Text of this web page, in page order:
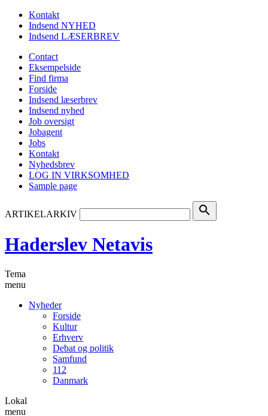
Kontakt
Indsend NYHED
Indsend LÆSERBREV
Contact
Eksempelside
Find firma
Forside
Indsend læserbrev
Indsend nyhed
Job oversigt
Jobagent
Jobs
Kontakt
Nyhedsbrev
LOG IN VIRKSOMHED
Sample page
ARTIKELARKIV search
Haderslev Netavis
Tema
menu
Nyheder
Forside
Kultur
Erhverv
Debat og politik
Samfund
112
Danmark
Lokal
menu